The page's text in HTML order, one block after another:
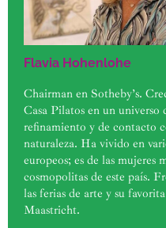
Flavia Hohenlohe
Chairman en Sotheby’s.
Casa Pilatos en un universo
refinamiento y de contacto
naturaleza. Ha vivido en
europeos; es de las mujeres
cosmopolitas de este país.
las ferias de arte y su
Maastricht.